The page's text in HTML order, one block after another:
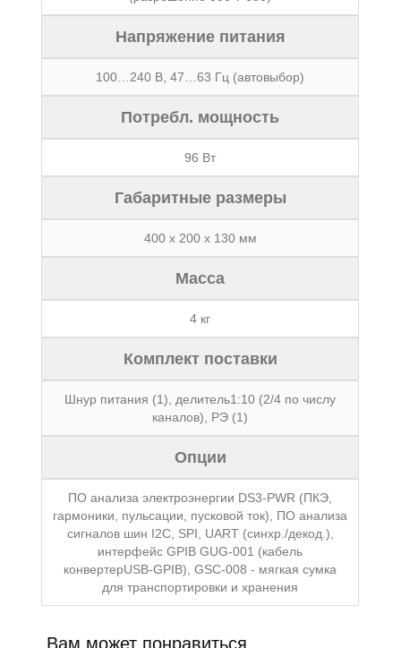
Напряжение питания
100…240 В, 47…63 Гц (автовыбор)
Потребл. мощность
96 Вт
Габаритные размеры
400 x 200 x 130 мм
Масса
4 кг
Комплект поставки
Шнур питания (1), делитель1:10 (2/4 по числу
каналов), РЭ (1)
Опции
ПО анализа электроэнергии DS3-PWR (ПКЭ,
гармоники, пульсации, пусковой ток), ПО анализа
сигналов шин I2C, SPI, UART (синхр./декод.),
интерфейс GPIB GUG-001 (кабель
конвертерUSB-GPIB), GSC-008 - мягкая сумка
для транспортировки и хранения
Вам может понравиться